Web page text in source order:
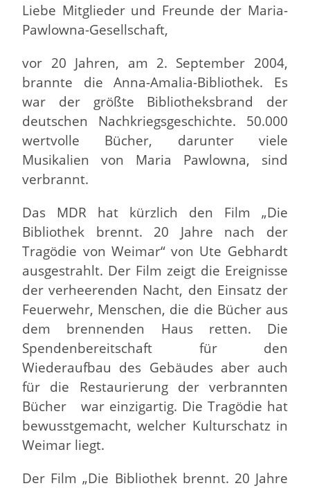
Liebe Mitglieder und Freunde der Maria-
Pawlowna-Gesellschaft,
vor 20 Jahren, am 2. September 2004,
brannte die Anna-Amalia-Bibliothek. Es
war der größte Bibliotheksbrand der
deutschen Nachkriegsgeschichte. 50.000
wertvolle Bücher, darunter viele
Musikalien von Maria Pawlowna, sind
verbrannt.
Das MDR hat kürzlich den Film „Die
Bibliothek brennt. 20 Jahre nach der
Tragödie von Weimar“ von Ute Gebhardt
ausgestrahlt. Der Film zeigt die Ereignisse
der verheerenden Nacht, den Einsatz der
Feuerwehr, Menschen, die die Bücher aus
dem brennenden Haus retten. Die
Spendenbereitschaft für den
Wiederaufbau des Gebäudes aber auch
für die Restaurierung der verbrannten
Bücher war einzigartig. Die Tragödie hat
bewusstgemacht, welcher Kulturschatz in
Weimar liegt.
Der Film „Die Bibliothek brennt. 20 Jahre